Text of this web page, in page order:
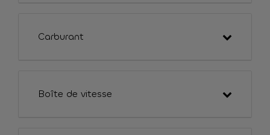
Carburant
Boîte de vitesse